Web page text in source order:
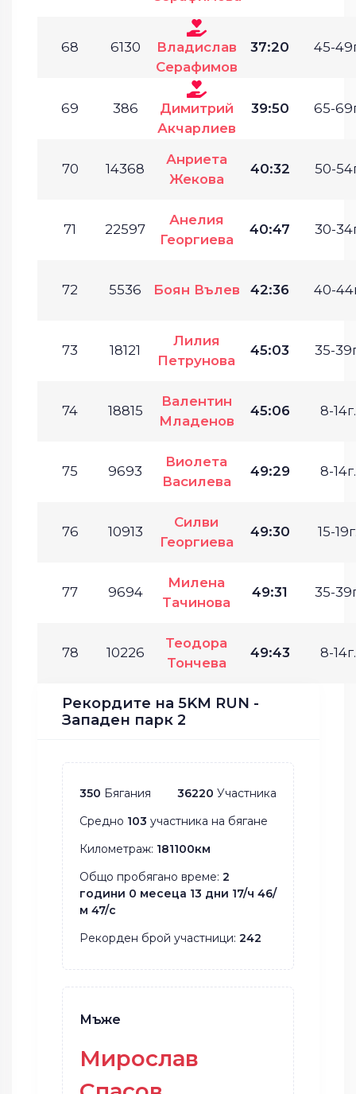
68 6130
Владислав
Серафимов
37:20 45-
69 386
Димитрий
Акчарлиев
39:50 65-
70 14368
Анриета
Жекова
40:32 50-
71 22597
Анелия
Георгиева
40:47 30-
72 5536 Боян Вълев 42:36 40-
73 18121
Лилия
Петрунова
45:03 35-
74 18815
Валентин
Младенов
45:06 8-14г.
75 9693
Виолета
Василева
49:29 8-14г.
76 10913
Силви
Георгиева
49:30 15-
77 9694
Милена
Тачинова
49:31 35-
78 10226
Теодора
Тончева
49:43 8-14г.
Рекордите на 5KM RUN -
Западен парк 2
350 Бягания 36220 Участника
Средно 103 участника на бягане
Километраж: 181100км
Общо пробягано време: 2
години 0 месеца 13 дни 17/ч 46/
м 47/с
Рекорден брой участници: 242
Мъже
Мирослав